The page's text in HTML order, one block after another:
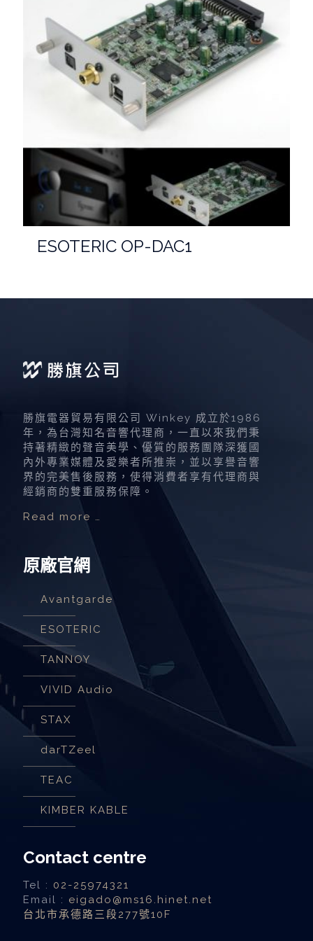
ESOTERIC OP-DAC1
勝旗電器貿易有限公司 Winkey 成立於1986
年，為台灣知名音響代理商，一直以來我們秉
持著精緻的聲音美學、優質的服務團隊深獲國
內外專業媒體及愛樂者所推崇，並以享譽音響
界的完美售後服務，使得消費者享有代理商與
經銷商的雙重服務保障。
Read more …
原廠官網
Avantgarde
ESOTERIC
TANNOY
VIVID Audio
STAX
darTZeel
TEAC
KIMBER KABLE
Contact centre
Tel : 02-25974321
Email : eigado@ms16.hinet.net
台北市承德路三段277號10F